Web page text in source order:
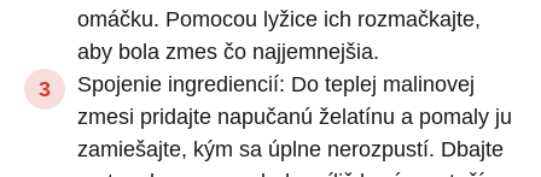
omáčku. Pomocou lyžice ich rozmačkajte,
aby bola zmes čo najjemnejšia.
Spojenie ingrediencií: Do teplej malinovej
zmesi pridajte napučanú želatínu a pomaly ju
zamiešajte, kým sa úplne nerozpustí. Dbajte